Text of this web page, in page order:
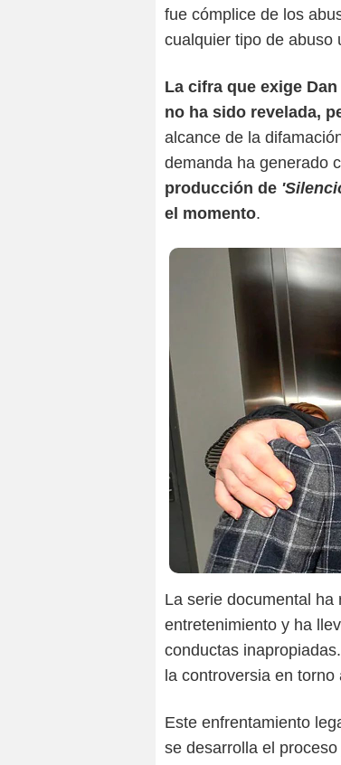
fue cómplice de los
cualquier tipo de abuso
La cifra que exige
no ha sido revelada,
alcance de la
demanda ha generado
producción de
el momento.
La serie documental ha
entretenimiento y ha
conductas
la controversia en
Este enfrentamiento
se desarrolla el